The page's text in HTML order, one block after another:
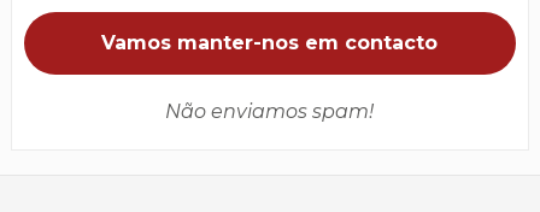
Não enviamos spam!